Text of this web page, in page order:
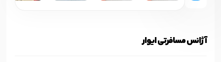
آژانس مسافرتی ایوار